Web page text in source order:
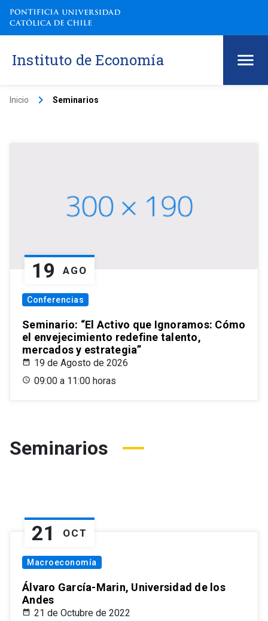
Instituto de Economía
Inicio keyboard_arrow_right Seminarios
19 AGO
Conferencias
Seminario: “El Activo que Ignoramos: Cómo
el envejecimiento redefine talento,
mercados y estrategia”
19 de Agosto de 2026
09:00 a 11:00 horas
Seminarios
21 OCT
Macroeconomía
Álvaro García-Marin, Universidad de los
Andes
21 de Octubre de 2022